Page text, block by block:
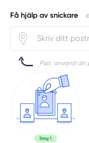
Få hjälp av snickare
Psst, använd din